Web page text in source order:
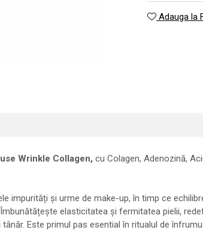
Adauga la
Wrinkle Collagen, cu Colagen, Adenozină,
impurități și urme de make-up, în timp ce
elasticitatea și fermitatea pielii,
Este primul pas esential în ritualul de